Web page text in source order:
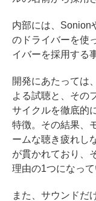
内部には、Sonion
のドライバーを使
イバーを採用する
開発にあたっては
よる試聴と、その
サイクルを徹底的
特徴。その結果、
ームな聴き疲れし
が貫かれており、
理由の1つになって
また、サウンドだ